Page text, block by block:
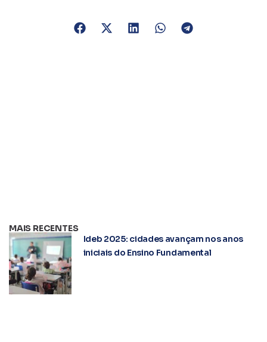
MAIS RECENTES
Ideb 2025: cidades avançam nos anos
iniciais do Ensino Fundamental